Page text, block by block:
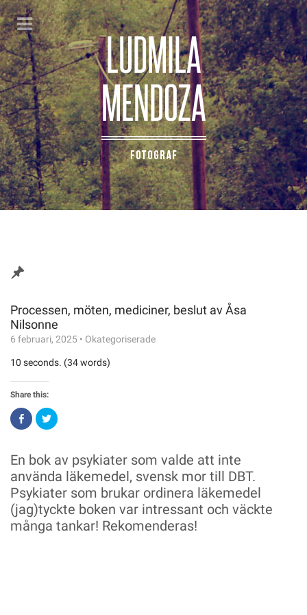
Processen, möten, mediciner, beslut av Åsa
Nilsonne
6 februari, 2025 • Okategoriserade
10 seconds. (34 words)
Share this:
Click
to
share
(Opens
in
new
window)
Click
to
(Opens
in
new
window)
En bok av psykiater som valde att inte
använda läkemedel, svensk mor till DBT.
Psykiater som brukar ordinera läkemedel
(jag)tyckte boken var intressant och väckte
många tankar! Rekomenderas!